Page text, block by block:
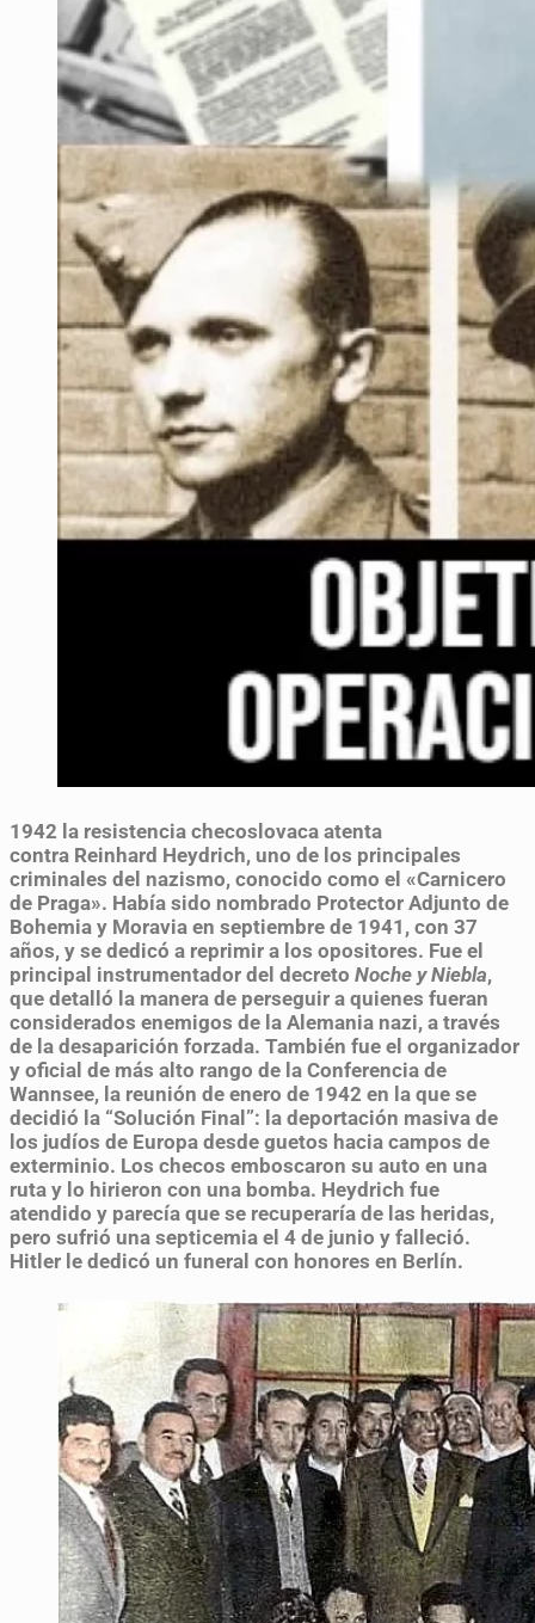
1942 la resistencia checoslovaca atenta
contra Reinhard Heydrich, uno de los principales
criminales del nazismo, conocido como el «Carnicero
de Praga». Había sido nombrado Protector Adjunto de
Bohemia y Moravia en septiembre de 1941, con 37
años, y se dedicó a reprimir a los opositores. Fue el
principal instrumentador del decreto Noche y Niebla,
que detalló la manera de perseguir a quienes fueran
considerados enemigos de la Alemania nazi, a través
de la desaparición forzada. También fue el organizador
y oficial de más alto rango de la Conferencia de
Wannsee, la reunión de enero de 1942 en la que se
decidió la “Solución Final”: la deportación masiva de
los judíos de Europa desde guetos hacia campos de
exterminio. Los checos emboscaron su auto en una
ruta y lo hirieron con una bomba. Heydrich fue
atendido y parecía que se recuperaría de las heridas,
pero sufrió una septicemia el 4 de junio y falleció.
Hitler le dedicó un funeral con honores en Berlín.